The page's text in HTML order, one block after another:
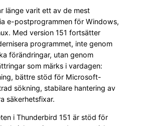
länge varit ett av de mest
e-postprogrammen för Windows,
Med version 151 fortsätter
programmet, inte genom
förändringar, utan genom
som märks i vardagen:
bättre stöd för Microsoft-
sökning, stabilare hantering av
säkerhetsfixar.
i Thunderbird 151 är stöd för